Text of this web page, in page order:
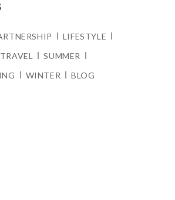
LIFESTYLE
TRAVEL
SUMMER
WINTER BLOG